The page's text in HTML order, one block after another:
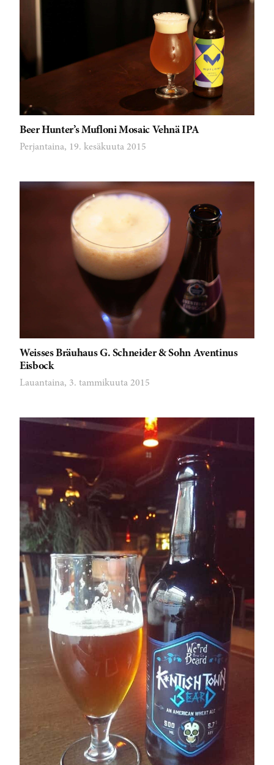
Beer Hunter’s Mufloni Mosaic Vehnä IPA
Perjantaina, 19. kesäkuuta 2015
Weisses Bräuhaus G. Schneider & Sohn Aventinus
Eisbock
Lauantaina, 3. tammikuuta 2015